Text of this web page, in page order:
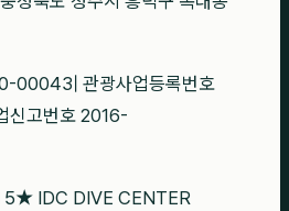
00043 관광사업등록번호
신고번호 2016-
IDC DIVE CENTER